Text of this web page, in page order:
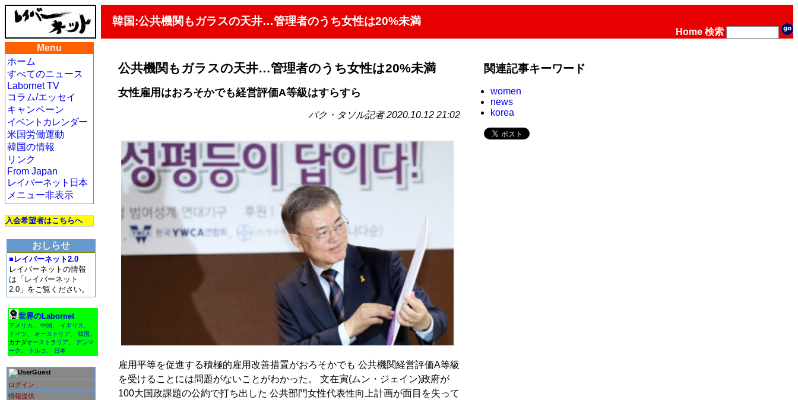
韓国:公共機関もガラスの天井…管理者のうち女性は20%未満
Home 検索
Menu
ホーム
すべてのニュース
Labornet TV
コラム/エッセイ
キャンペーン
イベントカレンダー
米国労働運動
韓国の情報
リンク
From Japan
レイバーネット日本
メニュー非表示
入会希望者はこちらへ
おしらせ
■レイバーネット2.0
レイバーネットの情報
は「レイバーネット
2.0」をご覧ください。
世界のLabornet
アメリカ 中国 イギリス
ドイツ
オーストリア 韓国
カナダオーストラリア
デンマ
ーク
トルコ 日本
Guest
ログイン
情報提供
公共機関もガラスの天井…管理者のうち女性は20%未満
女性雇用はおろそかでも経営評価A等級はすらすら
パク・タソル記者 2020.10.12 21:02
雇用平等を促進する積極的雇用改善措置がおろそかでも 公共機関経営評価A等級
を受けることには問題がないことがわかった。 文在寅(ムン・ジェイン)政府が
100大国政課題の公約で打ち出した 公共部門女性代表性向上計画が面目を失って
関連記事キーワード
women
news
korea